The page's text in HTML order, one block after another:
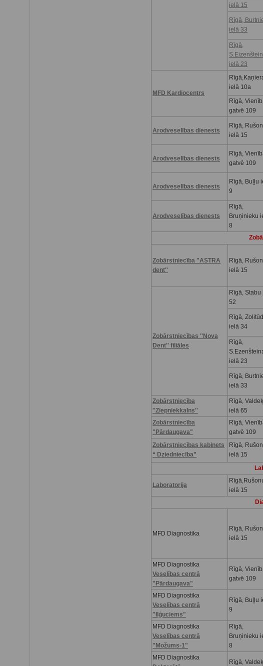
ielā 15
Rīgā,
ielā 33
Rīgā,
ielā 23
MFD Kardiocentrs
ielā 10a
Rīgā,
gatvē 109
Arodveselības dienests
Rīgā,
ielā 15
Arodveselības dienests
Rīgā,
gatvē 109
Arodveselības dienests
Rīgā, Buļļu
9
Arodveselības dienests
Rīgā,
Bruņinieku
8
Zobārstniecība "ASTRA
dent''
Rīgā,
ielā 15
Zobārstniecības ''Nova
Dent'' filiāles
Rīgā, Stabu
52
Rīgā,
ielā 34
Rīgā,
ielā 23
Rīgā,
ielā 33
Zobārstniecība
''Ziepniekkalns''
Rīgā,
ielā 65
Zobārstniecība
"Pārdaugava"
Rīgā,
gatvē 109
Zobārstniecības kabinets
“ Dziedniecība”
Rīgā,
ielā 15
Laboratorija
ielā 15
MFD Diagnostika
Rīgā,
ielā 15
MFD Diagnostika
Veselības centrā
"Pārdaugava"
Rīgā,
gatvē 109
MFD Diagnostika
Veselības centrā
"Iļģuciems"
Rīgā, Buļļu
9
MFD Diagnostika
Veselības centrā
"Možums-1"
Rīgā,
Bruņinieku
8
MFD Diagnostika
Rīgā,